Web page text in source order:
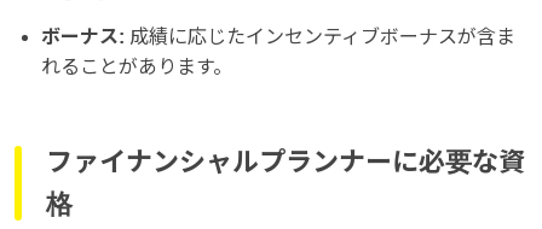
ボーナス: 成績に応じたインセンティブボーナスが含ま
れることがあります。
ファイナンシャルプランナーに必要な資
格